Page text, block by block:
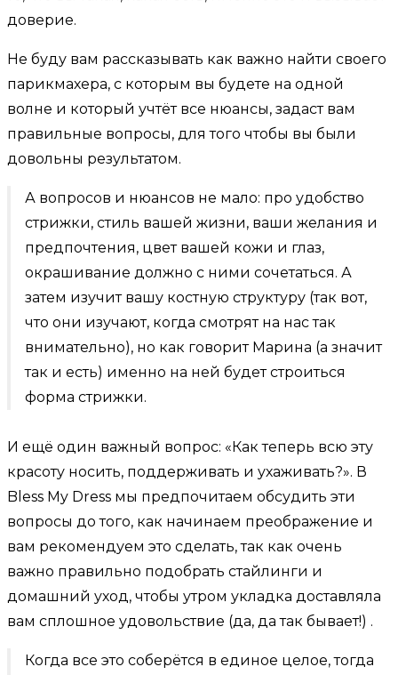
доверие.
Не буду вам рассказывать как важно найти своего
парикмахера, с которым вы будете на одной
волне и который учтёт все нюансы, задаст вам
правильные вопросы, для того чтобы вы были
довольны результатом.
А вопросов и нюансов не мало: про удобство
стрижки, стиль вашей жизни, ваши желания и
предпочтения, цвет вашей кожи и глаз,
окрашивание должно с ними сочетаться. А
затем изучит вашу костную структуру (так вот,
что они изучают, когда смотрят на нас так
внимательно), но как говорит Марина (а значит
так и есть) именно на ней будет строиться
форма стрижки.
И ещё один важный вопрос: «Как теперь всю эту
красоту носить, поддерживать и ухаживать?». В
Bless My Dress мы предпочитаем обсудить эти
вопросы до того, как начинаем преображение и
вам рекомендуем это сделать, так как очень
важно правильно подобрать стайлинги и
домашний уход, чтобы утром укладка доставляла
вам сплошное удовольствие (да, да так бывает!) .
Когда все это соберётся в единое целое, тогда